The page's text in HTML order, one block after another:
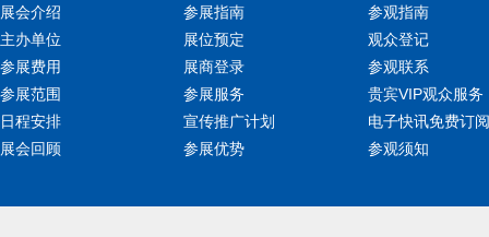
展会介绍
主办单位
参展费用
参展范围
日程安排
展会回顾
参展指南
展位预定
展商登录
参展服务
宣传推广计划
参展优势
参观指南
观众登记
参观联系
贵宾VIP观众服务
电子快讯免费订阅
参观须知